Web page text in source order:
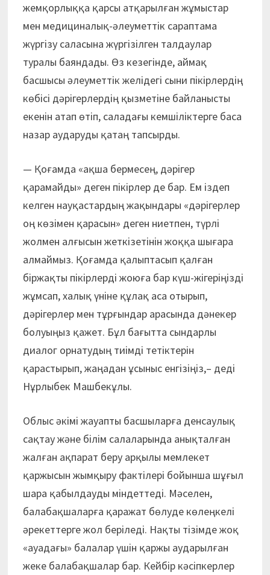
жемқорлыққа қарсы атқарылған жұмыстар
мен медициналық-әлеуметтік сараптама
жүргізу саласына жүргізілген талдаулар
туралы баяндады. Өз кезегінде, аймақ
басшысы әлеуметтік желідегі сыни пікірлердің
көбісі дәрігерлердің қызметіне байланысты
екенін атап өтіп, саладағы кемшіліктерге баса
назар аударуды қатаң тапсырды.
— Қоғамда «ақша бермесең, дәрігер
қарамайды» деген пікірлер де бар. Ем іздеп
келген науқастардың жақындары «дәрігерлер
оң көзімен қарасын» деген ниетпен, түрлі
жолмен алғысын жеткізетінін жоққа шығара
алмаймыз. Қоғамда қалыптасып қалған
біржақты пікірлерді жоюға бар күш-жігеріңізді
жұмсап, халық үніне құлақ аса отырып,
дәрігерлер мен тұрғындар арасында дәнекер
болуыңыз қажет. Бұл бағытта сындарлы
диалог орнатудың тиімді тетіктерін
қарастырып, жаңадан ұсыныс енгізіңіз,– деді
Нұрлыбек Машбекұлы.
Облыс әкімі жауапты басшыларға денсаулық
сақтау және білім салаларында анықталған
жалған ақпарат беру арқылы мемлекет
қаржысын жымқыру фактілері бойынша шұғыл
шара қабылдауды міндеттеді. Мәселен,
балабақшаларға қаражат бөлуде көлеңкелі
әрекеттерге жол беріледі. Нақты тізімде жоқ
«ауадағы» балалар үшін қаржы аударылған
жеке балабақшалар бар. Кейбір кәсіпкерлер